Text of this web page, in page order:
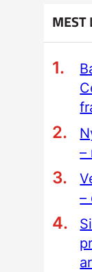
MEST
–
–